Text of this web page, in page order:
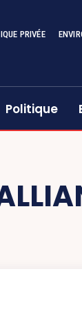
PRIVÉE
Politique